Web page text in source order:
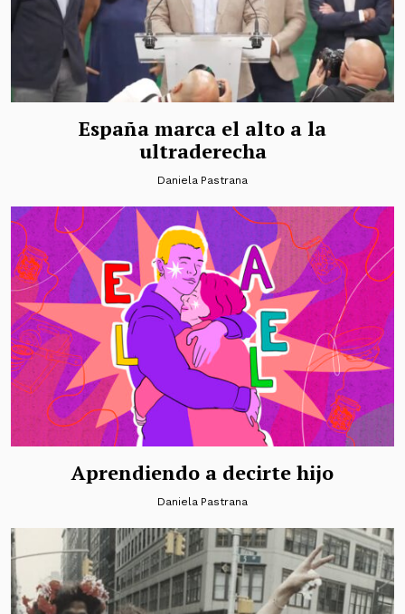
España marca el alto a la
ultraderecha
Daniela Pastrana
Aprendiendo a decirte hijo
Daniela Pastrana